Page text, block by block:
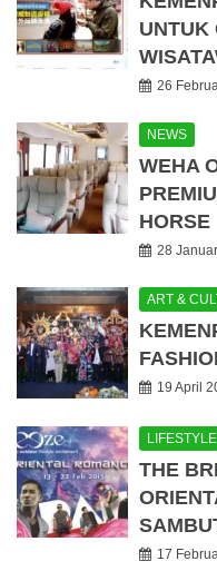
UNTUK
26
NEWS
WEHA
HORSE
28
ART &
19 April
LIFESTYLE
THE
17